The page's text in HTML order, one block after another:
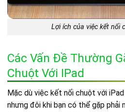
Lợi ích của việc kết nối
Các Vấn Đề Thường
Chuột Với IPad
Mặc dù việc kết nối chuột với
nhưng đôi khi bạn có thể gặp phải